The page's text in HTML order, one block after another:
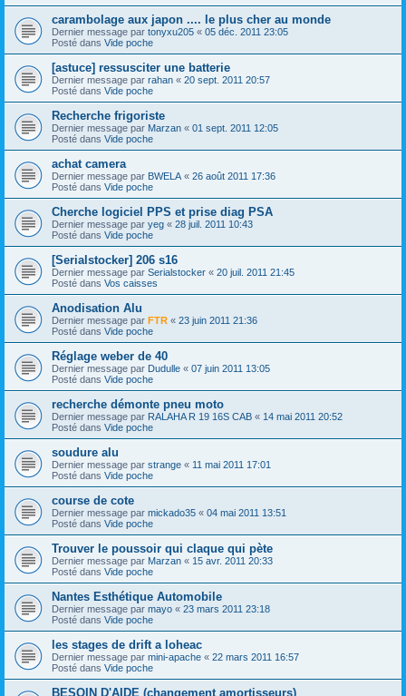
carambolage aux japon .... le plus cher au monde
Dernier message par tonyxu205 « 05 déc. 2011 23:05
Posté dans Vide poche
[astuce] ressusciter une batterie
Dernier message par rahan « 20 sept. 2011 20:57
Posté dans Vide poche
Recherche frigoriste
Dernier message par Marzan « 01 sept. 2011 12:05
Posté dans Vide poche
achat camera
Dernier message par BWELA « 26 août 2011 17:36
Posté dans Vide poche
Cherche logiciel PPS et prise diag PSA
Dernier message par yeg « 28 juil. 2011 10:43
Posté dans Vide poche
[Serialstocker] 206 s16
Dernier message par Serialstocker « 20 juil. 2011 21:45
Posté dans Vos caisses
Anodisation Alu
Dernier message par FTR « 23 juin 2011 21:36
Posté dans Vide poche
Réglage weber de 40
Dernier message par Dudulle « 07 juin 2011 13:05
Posté dans Vide poche
recherche démonte pneu moto
Dernier message par RALAHA R 19 16S CAB « 14 mai 2011 20:52
Posté dans Vide poche
soudure alu
Dernier message par strange « 11 mai 2011 17:01
Posté dans Vide poche
course de cote
Dernier message par mickado35 « 04 mai 2011 13:51
Posté dans Vide poche
Trouver le poussoir qui claque qui pète
Dernier message par Marzan « 15 avr. 2011 20:33
Posté dans Vide poche
Nantes Esthétique Automobile
Dernier message par mayo « 23 mars 2011 23:18
Posté dans Vide poche
les stages de drift a loheac
Dernier message par mini-apache « 22 mars 2011 16:57
Posté dans Vide poche
BESOIN D'AIDE (changement amortisseurs)